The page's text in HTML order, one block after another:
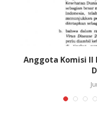
Anggota Komisi II